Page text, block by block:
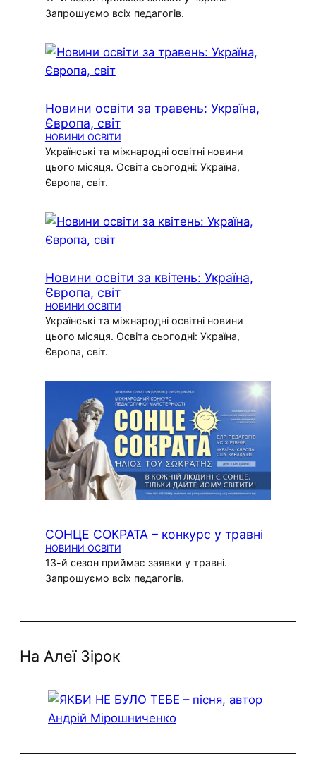
Запрошуємо всіх педагогів.
Новини освіти за травень: Україна,
Європа, світ
НОВИНИ ОСВІТИ
Українські та міжнародні освітні новини
цього місяця. Освіта сьогодні: Україна,
Європа, світ.
Новини освіти за квітень: Україна,
Європа, світ
НОВИНИ ОСВІТИ
Українські та міжнародні освітні новини
цього місяця. Освіта сьогодні: Україна,
Європа, світ.
СОНЦЕ СОКРАТА – конкурс у травні
НОВИНИ ОСВІТИ
13-й сезон приймає заявки у травні.
Запрошуємо всіх педагогів.
На Алеї Зірок